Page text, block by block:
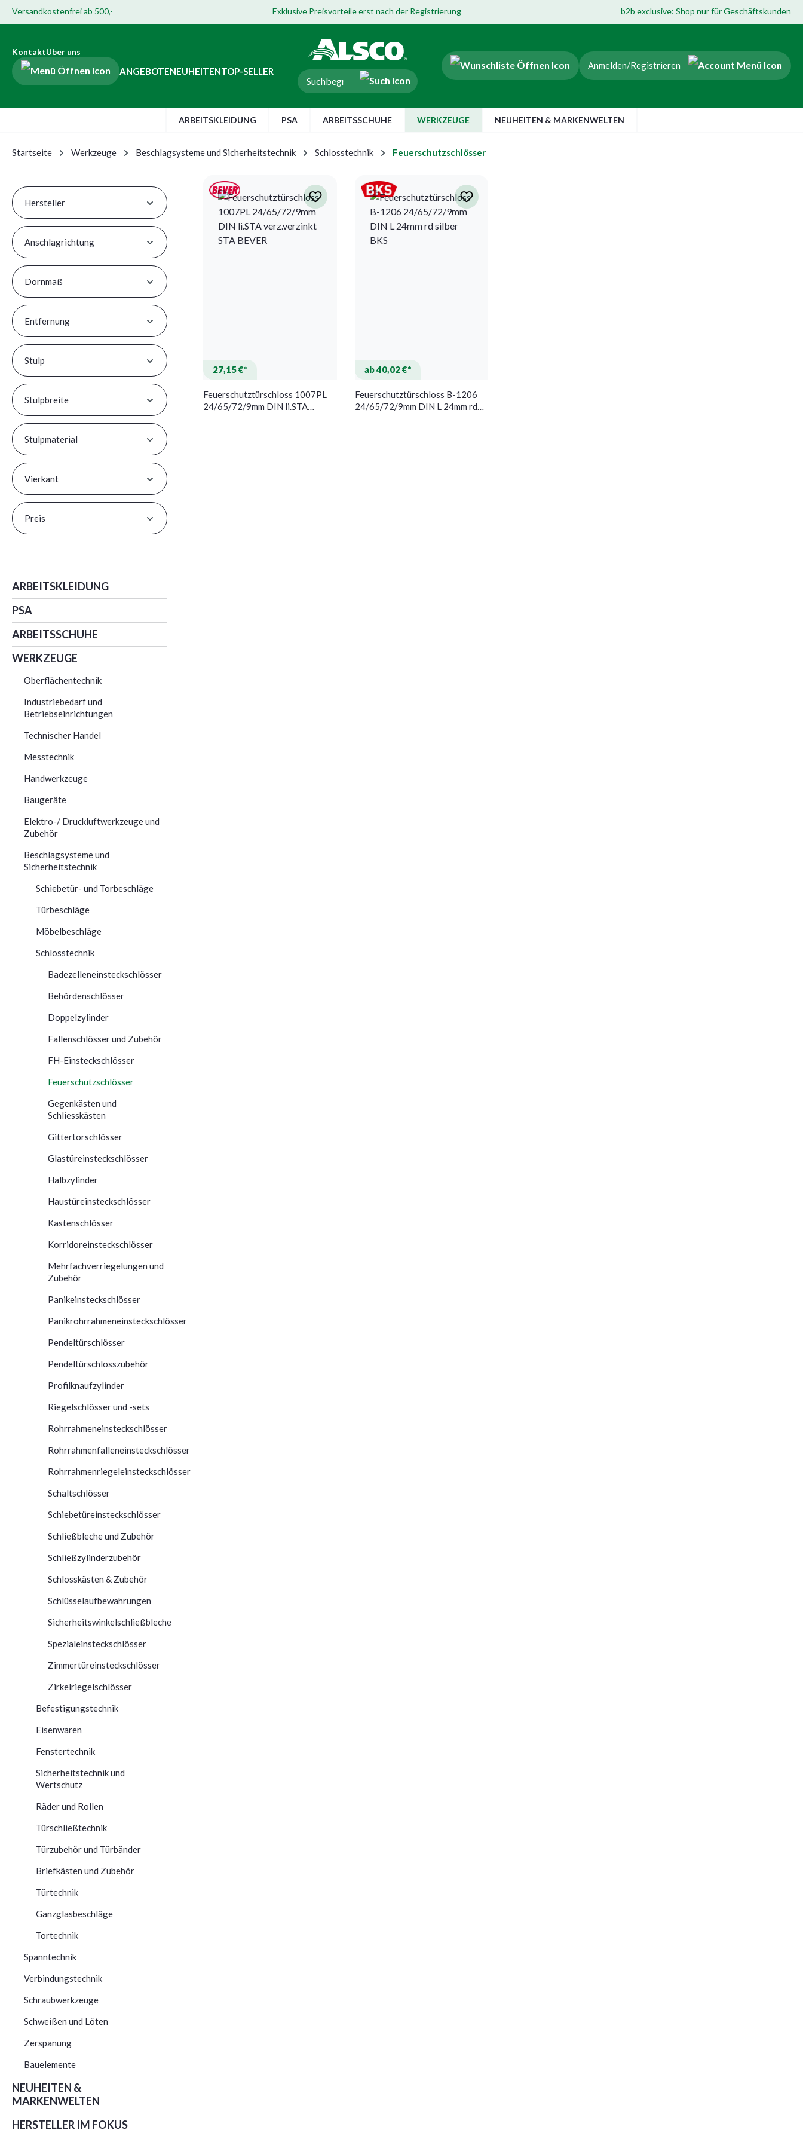
springen
Suche springen
Zur Hauptnavigation springen
Zur Navigation der B2B-Plattform springen
Versandkostenfrei ab 500,- Exklusive Preisvorteile erst nach der Registrierung b2b exclusive: Shop nur für Geschäftskunden
KontaktÜber uns
ANGEBOTENEUHEITENTOP-SELLER
Anmelden/Registrieren
ARBEITSKLEIDUNG PSA ARBEITSSCHUHE WERKZEUGE NEUHEITEN & MARKENWELTEN
Startseite Werkzeuge Beschlagsysteme und Sicherheitstechnik Schlosstechnik Feuerschutzschlösser
Hersteller
Anschlagrichtung
Dornmaß
Entfernung
Stulp
Stulpbreite
Stulpmaterial
Vierkant
Preis
ARBEITSKLEIDUNG
PSA
ARBEITSSCHUHE
WERKZEUGE
Oberflächentechnik
Industriebedarf und
Betriebseinrichtungen
Technischer Handel
Messtechnik
Handwerkzeuge
Baugeräte
Elektro-/ Druckluftwerkzeuge und
Zubehör
Beschlagsysteme und
Sicherheitstechnik
Schiebetür- und Torbeschläge
Türbeschläge
Möbelbeschläge
Schlosstechnik
Badezelleneinsteckschlösser
Behördenschlösser
Doppelzylinder
Fallenschlösser und Zubehör
FH-Einsteckschlösser
Feuerschutzschlösser
Gegenkästen und
Schliesskästen
Gittertorschlösser
Glastüreinsteckschlösser
Halbzylinder
Haustüreinsteckschlösser
Kastenschlösser
Korridoreinsteckschlösser
Mehrfachverriegelungen und
Zubehör
Panikeinsteckschlösser
Panikrohrrahmeneinsteckschlösser
Pendeltürschlösser
Pendeltürschlosszubehör
Profilknaufzylinder
Riegelschlösser und -sets
Rohrrahmeneinsteckschlösser
Rohrrahmenfalleneinsteckschlösser
Rohrrahmenriegeleinsteckschlösser
Schaltschlösser
Schiebetüreinsteckschlösser
Schließbleche und Zubehör
Schließzylinderzubehör
Schlosskästen & Zubehör
Schlüsselaufbewahrungen
Sicherheitswinkelschließbleche
Spezialeinsteckschlösser
Zimmertüreinsteckschlösser
Zirkelriegelschlösser
Befestigungstechnik
Eisenwaren
Fenstertechnik
Sicherheitstechnik und
Wertschutz
Räder und Rollen
Türschließtechnik
Türzubehör und Türbänder
Briefkästen und Zubehör
Türtechnik
Ganzglasbeschläge
Tortechnik
Spanntechnik
Verbindungstechnik
Schraubwerkzeuge
Schweißen und Löten
Zerspanung
Bauelemente
NEUHEITEN &
MARKENWELTEN
HERSTELLER IM FOKUS
27,15 €*
Feuerschutztürschloss 1007PL
24/65/72/9mm DIN li.STA
ab 40,02 €*
Feuerschutztürschloss B-1206
24/65/72/9mm DIN L 24mm rd